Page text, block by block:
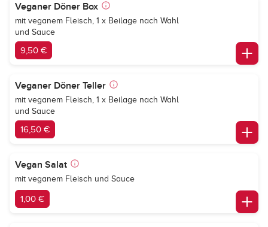
Veganer Döner Box
mit veganem Fleisch, 1 x Beilage nach Wahl
und Sauce
9,50 €
Veganer Döner Teller
mit veganem Fleisch, 1 x Beilage nach Wahl
und Sauce
16,50 €
Vegan Salat
mit veganem Fleisch und Sauce
1,00 €